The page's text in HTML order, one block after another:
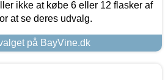
ikke at købe 6 eller 12 flasker af
at se deres udvalg.
på BayVine.dk